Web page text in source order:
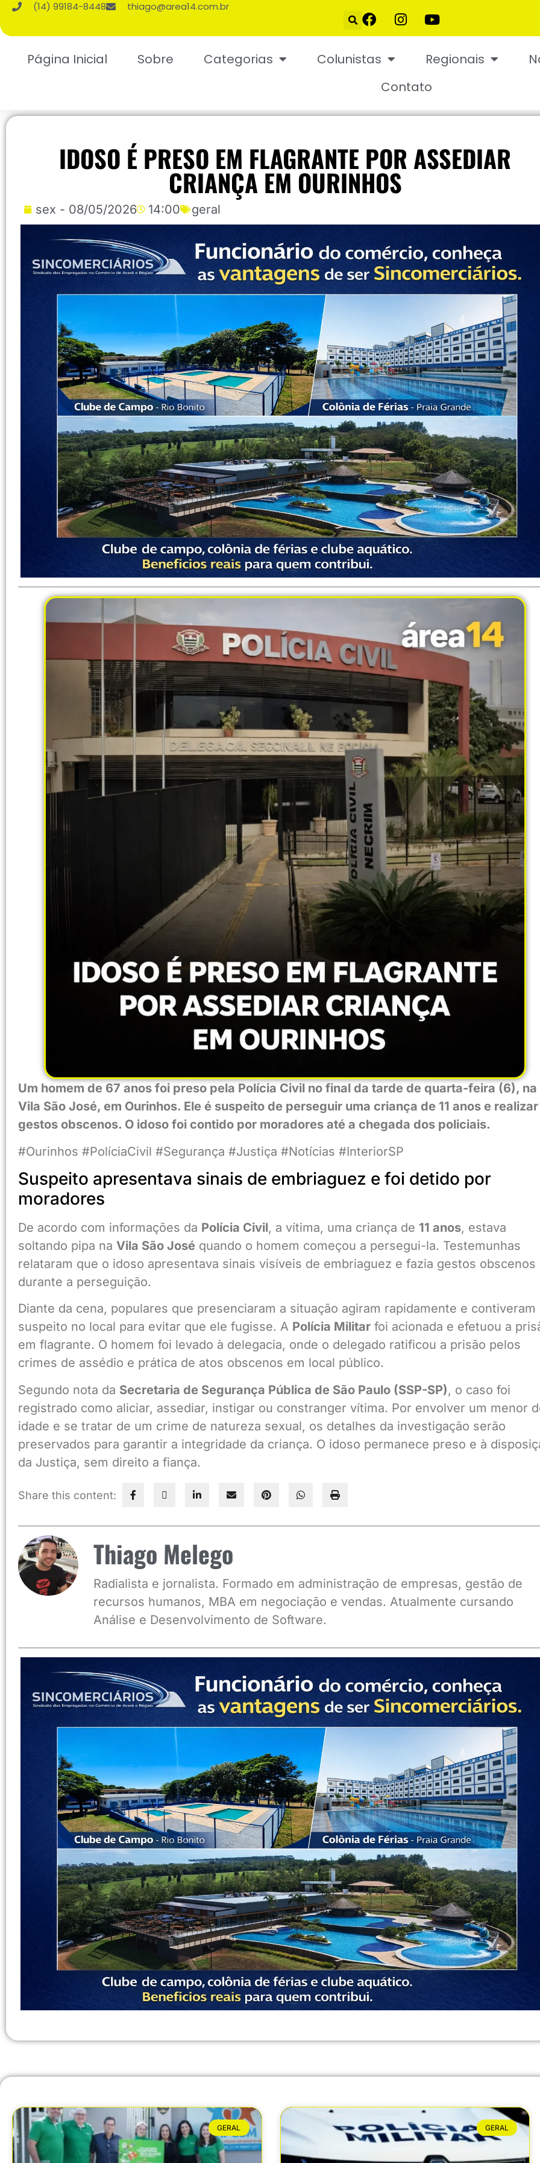
(14) 99184-8448 thiago@area14.com.br
Página Inicial Sobre Categorias Colunistas Regionais
Contato
IDOSO É PRESO EM FLAGRANTE POR ASSEDIAR
CRIANÇA EM OURINHOS
sex - 08/05/2026 14:00 geral
Um homem de 67 anos foi preso pela Polícia Civil no final da tarde de quarta-feira (6), na
Vila São José, em Ourinhos. Ele é suspeito de perseguir uma criança de 11 anos e realizar
gestos obscenos. O idoso foi contido por moradores até a chegada dos policiais.
#Ourinhos #PolíciaCivil #Segurança #Justiça #Notícias #InteriorSP
Suspeito apresentava sinais de embriaguez e foi detido por
moradores
De acordo com informações da Polícia Civil, a vítima, uma criança de 11 anos, estava
soltando pipa na Vila São José quando o homem começou a persegui-la. Testemunhas
relataram que o idoso apresentava sinais visíveis de embriaguez e fazia gestos obscenos
durante a perseguição.
Diante da cena, populares que presenciaram a situação agiram rapidamente e contiveram
suspeito no local para evitar que ele fugisse. A Polícia Militar foi acionada e efetuou a
em flagrante. O homem foi levado à delegacia, onde o delegado ratificou a prisão pelos
crimes de assédio e prática de atos obscenos em local público.
Segundo nota da Secretaria de Segurança Pública de São Paulo (SSP-SP), o caso foi
registrado como aliciar, assediar, instigar ou constranger vítima. Por envolver um menor
idade e se tratar de um crime de natureza sexual, os detalhes da investigação serão
preservados para garantir a integridade da criança. O idoso permanece preso e à
da Justiça, sem direito a fiança.
Share this content:
Thiago Melego
Radialista e jornalista. Formado em administração de empresas, gestão de
recursos humanos, MBA em negociação e vendas. Atualmente cursando
Análise e Desenvolvimento de Software.
GERAL GERAL